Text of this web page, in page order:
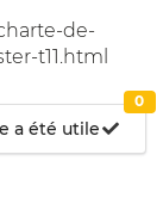
de-
t11.html
a été utile
0